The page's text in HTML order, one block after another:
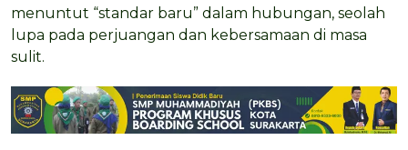
menuntut “standar baru” dalam hubungan, seolah
lupa pada perjuangan dan kebersamaan di masa
sulit.